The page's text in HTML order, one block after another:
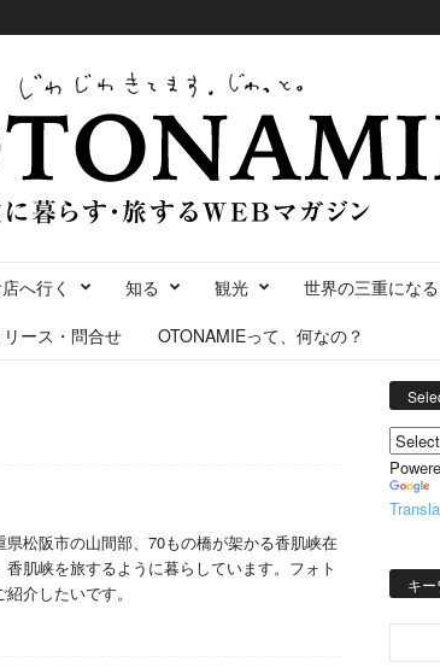
へ行く 知る 観光
世界の三重にな
ース・問合せ OTONAMIEって、何なの？
松阪市の山間部、70もの橋が架かる香肌峡在
肌峡を旅するように暮らしています。フォト
介したいです。
キ